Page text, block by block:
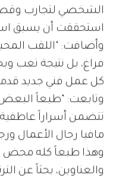
الشخصي لتجارب
استحققت أن يسبق
وأضافت: "اللقب
فراغ، بل نتيجة تعب
كل عمل فني جديد
وتابعت: "طبعاً
تتضمن أسراراً
مافيا رجال الأعمال
وهذا طبعاً كله محض
والعناوين، بحثاً عن